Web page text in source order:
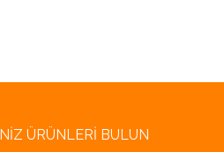
ÜRÜNLERI BULUN